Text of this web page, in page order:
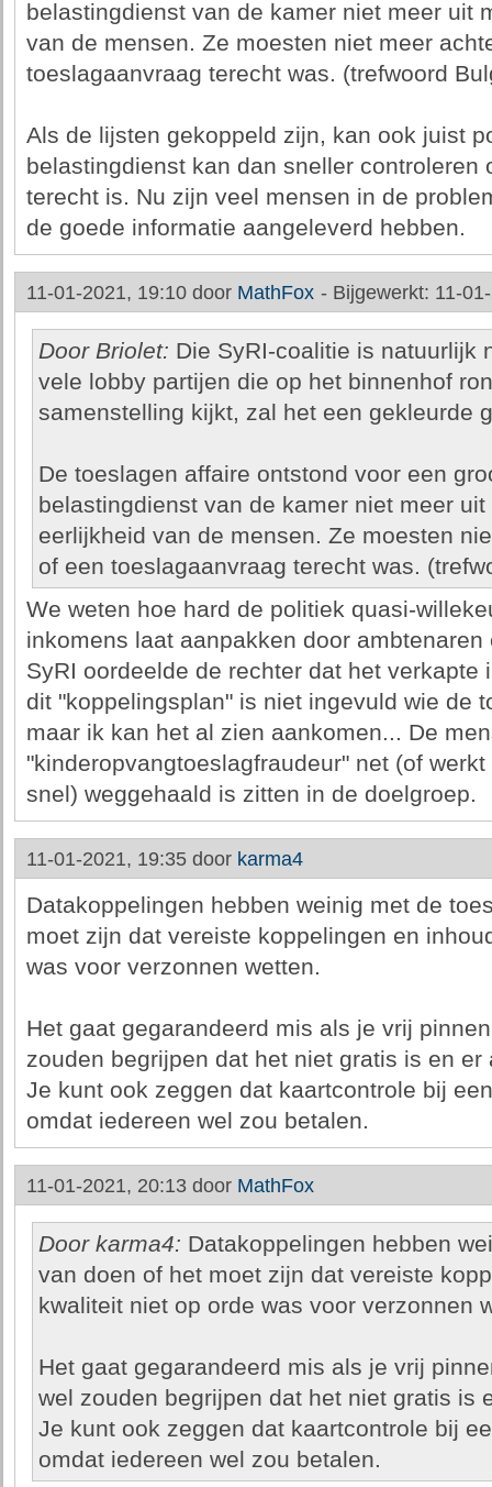
belastingdienst van de kamer niet meer uit
van de mensen. Ze moesten niet meer
toeslagaanvraag terecht was. (trefwoord
Als de lijsten gekoppeld zijn, kan ook juist
belastingdienst kan dan sneller controleren
terecht is. Nu zijn veel mensen in de
de goede informatie aangeleverd hebben.
11-01-2021, 19:10 door MathFox - Bijgewerkt: 11-
Door Briolet: Die SyRI-coalitie is natuurlijk
vele lobby partijen die op het binnenhof
samenstelling kijkt, zal het een gekleurde
De toeslagen affaire ontstond voor een
belastingdienst van de kamer niet meer
eerlijkheid van de mensen. Ze moesten
of een toeslagaanvraag terecht was.
We weten hoe hard de politiek quasi-
inkomens laat aanpakken door
SyRI oordeelde de rechter dat het
dit "koppelingsplan" is niet ingevuld wie de
maar ik kan het al zien aankomen... De
"kinderopvangtoeslagfraudeur" net (of
snel) weggehaald is zitten in de doelgroep.
11-01-2021, 19:35 door karma4
Datakoppelingen hebben weinig met de
moet zijn dat vereiste koppelingen en
was voor verzonnen wetten.
Het gaat gegarandeerd mis als je vrij
zouden begrijpen dat het niet gratis is en er
Je kunt ook zeggen dat kaartcontrole bij
omdat iedereen wel zou betalen.
11-01-2021, 20:13 door MathFox
Door karma4: Datakoppelingen hebben
van doen of het moet zijn dat vereiste
kwaliteit niet op orde was voor verzonnen
Het gaat gegarandeerd mis als je vrij
wel zouden begrijpen dat het niet gratis is
Je kunt ook zeggen dat kaartcontrole bij
omdat iedereen wel zou betalen.